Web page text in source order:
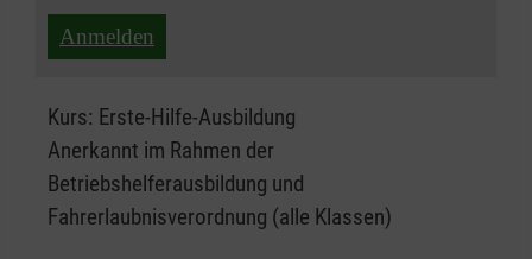
Anmelden
Kurs: Erste-Hilfe-Ausbildung
Anerkannt im Rahmen der
Betriebshelferausbildung und
Fahrerlaubnisverordnung (alle Klassen)